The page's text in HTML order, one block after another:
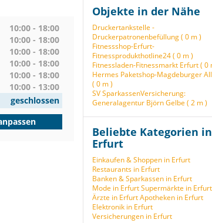
10:00 - 18:00
10:00 - 18:00
10:00 - 18:00
10:00 - 18:00
10:00 - 18:00
10:00 - 13:00
geschlossen
Objekte in der Nähe
Druckertankstelle -
Druckerpatronenbefüllung ( 0 m )
Fitnessshop-Erfurt-
Fitnessprodukthotline24 ( 0 m )
Fitnessladen-Fitnessmarkt Erfurt ( 0
Hermes Paketshop-Magdeburger
( 0 m )
SV SparkassenVersicherung:
Generalagentur Björn Gelbe ( 2 m )
Beliebte Kategorien in
Erfurt
Einkaufen & Shoppen in Erfurt
Restaurants in Erfurt
Banken & Sparkassen in Erfurt
Mode in ErfurtSupermärkte in Erfurt
Ärzte in ErfurtApotheken in Erfurt
Elektronik in Erfurt
Versicherungen in Erfurt